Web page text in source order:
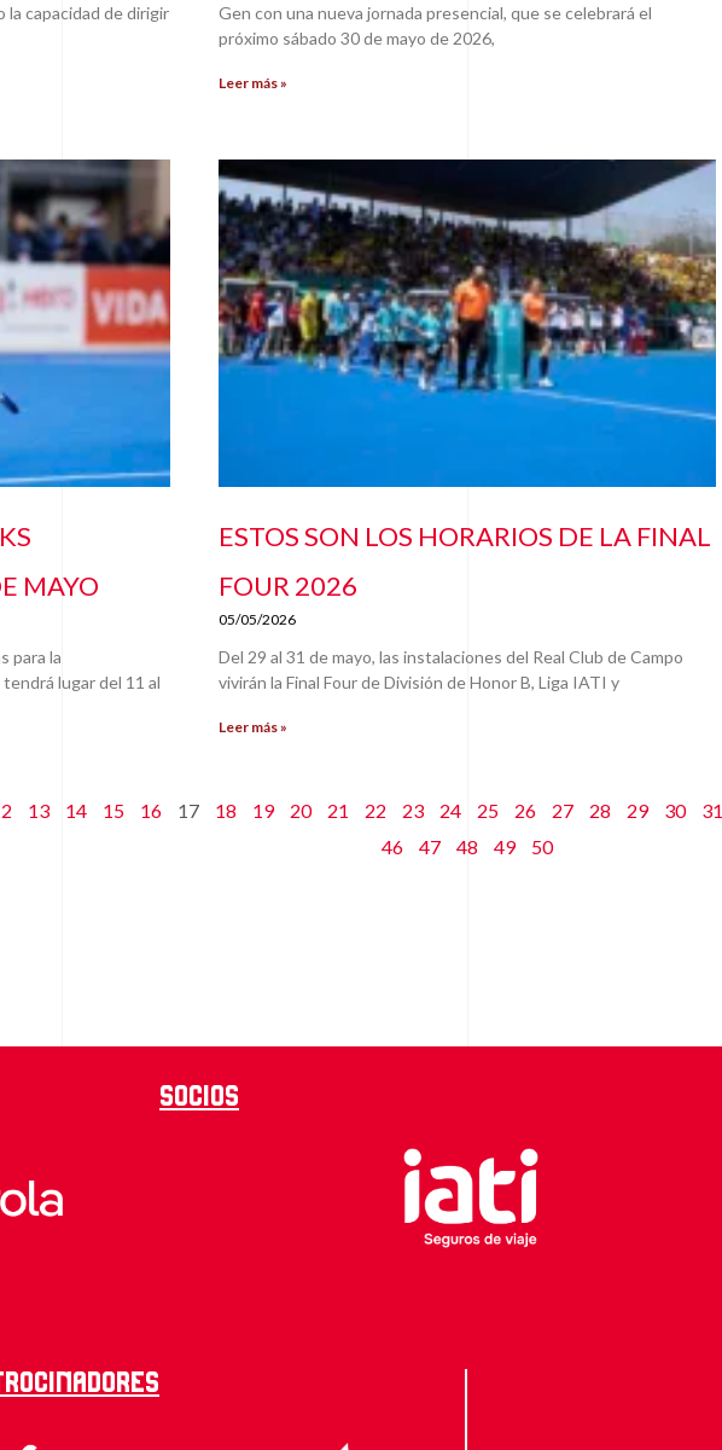
la capacidad de dirigir
Gen con una nueva jornada presencial, que se celebrará el
próximo sábado 30 de mayo de 2026,
Leer más »
MAYO
para la
lugar del 11 al
ESTOS SON LOS HORARIOS DE LA FINAL
FOUR 2026
05/05/2026
Del 29 al 31 de mayo, las instalaciones del Real Club de Campo
vivirán la Final Four de División de Honor B, Liga IATI y
Leer más »
13 14 15 16 17 18 19 20 21 22 23 24 25 26 27 28 29 30 31
46
47 48 49 50
Socios